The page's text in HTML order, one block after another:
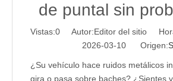
de puntal sin
Vistas:0 Autor:Editor del sitio
2026-03-10 Origen:
¿Su vehículo hace ruidos metálicos
gira o pasa sobre baches? ¿Sientes